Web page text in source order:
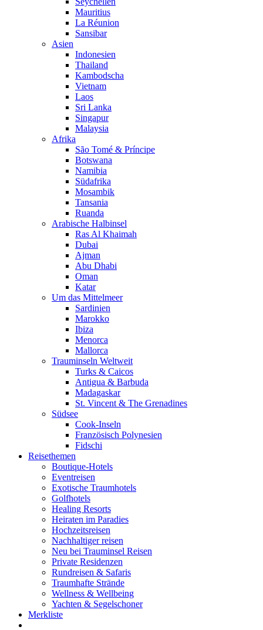
Mauritius
La Réunion
Sansibar
Asien
Indonesien
Thailand
Kambodscha
Vietnam
Laos
Sri Lanka
Singapur
Malaysia
Afrika
São Tomé & Príncipe
Botswana
Namibia
Südafrika
Mosambik
Tansania
Ruanda
Arabische Halbinsel
Ras Al Khaimah
Dubai
Ajman
Abu Dhabi
Oman
Katar
Um das Mittelmeer
Sardinien
Marokko
Ibiza
Menorca
Mallorca
Trauminseln Weltweit
Turks & Caicos
Antigua & Barbuda
Madagaskar
St. Vincent & The Grenadines
Südsee
Cook-Inseln
Französisch Polynesien
Fidschi
Reisethemen
Boutique-Hotels
Eventreisen
Exotische Traumhotels
Golfhotels
Healing Resorts
Heiraten im Paradies
Hochzeitsreisen
Nachhaltiger reisen
Neu bei Trauminsel Reisen
Private Residenzen
Rundreisen & Safaris
Traumhafte Strände
Wellness & Wellbeing
Yachten & Segelschoner
Merkliste